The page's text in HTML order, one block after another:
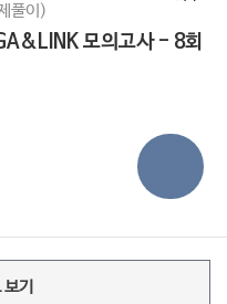
풀이)
모의고사 - 8회
기